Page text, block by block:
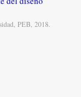
PEB, 2018.